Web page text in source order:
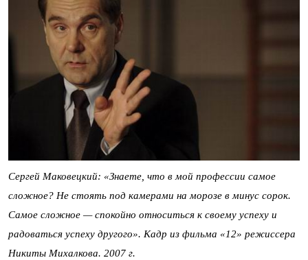
Сергей Маковецкий: «Знаете, что в мой профессии самое
сложное? Не стоять под камерами на морозе в минус сорок.
Самое сложное — спокойно относиться к своему успеху и
радоваться успеху другого». Кадр из фильма «12» режиссера
Никиты Михалкова. 2007 г.